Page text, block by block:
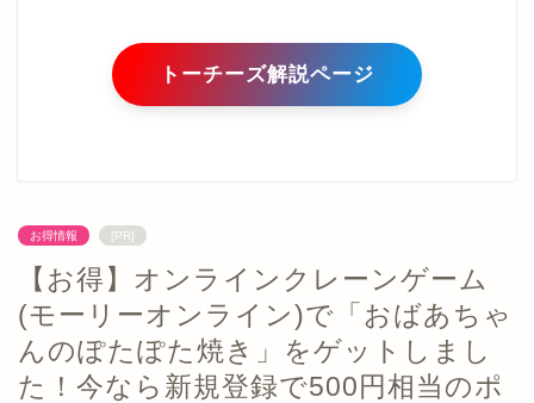
トーチーズ解説ページ
お得情報 [PR]
【お得】オンラインクレーンゲーム
(モーリーオンライン)で「おばあちゃ
んのぽたぽた焼き」をゲットしまし
た！今なら新規登録で500円相当のポ